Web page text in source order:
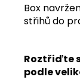
Box
střihů do
Roztřiďte
podle